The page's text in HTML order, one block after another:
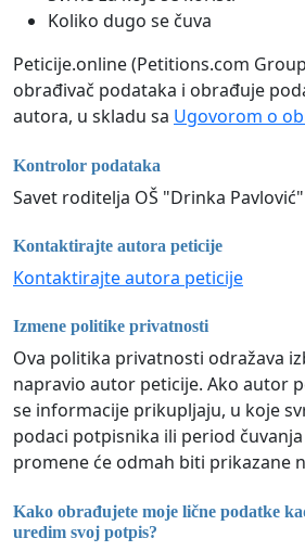
Koliko dugo se čuva
Peticije.online (Petitions.com
obrađivač podataka i obrađuje
autora, u skladu sa Ugovorom o
Kontrolor podataka
Savet roditelja OŠ "Drinka
Kontaktirajte autora peticije
Kontaktirajte autora peticije
Izmene politike privatnosti
Ova politika privatnosti odražava
napravio autor peticije. Ako autor
se informacije prikupljaju, u koje
podaci potpisnika ili period
promene će odmah biti prikazane
Kako obrađujete moje lične podatke
uredim svoj potpis?